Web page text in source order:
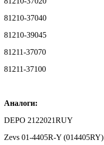
81210-37040
81210-39045
81211-37070
81211-37100
Аналоги:
DEPO 2122021RUY
Zevs 01-4405R-Y (014405RY)